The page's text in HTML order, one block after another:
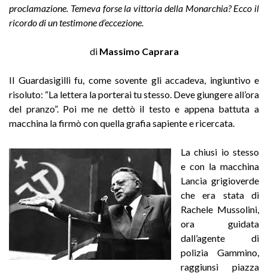
proclamazione. Temeva forse la vittoria della Monarchia? Ecco il
ricordo di un testimone d’eccezione.
diMassimo Caprara
Il Guardasigilli fu, come sovente gli accadeva, ingiuntivo e
risoluto: “La lettera la porterai tu stesso. Deve giungere all’ora
del pranzo”. Poi me ne dettò il testo e appena battuta a
macchina la firmò con quella grafia sapiente e ricercata.
La chiusi io stesso
e con la macchina
Lancia grigioverde
che era stata dì
Rachele Mussolini,
ora guidata
dall’agente di
polizia Gammino,
raggiunsi piazza